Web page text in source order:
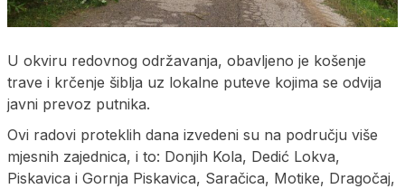
U okviru redovnog održavanja, obavljeno je košenje
trave i krčenje šiblja uz lokalne puteve kojima se odvija
javni prevoz putnika.
Ovi radovi proteklih dana izvedeni su na području više
mjesnih zajednica, i to: Donjih Kola, Dedić Lokva,
Piskavica i Gornja Piskavica, Saračica, Motike, Dragočaj,